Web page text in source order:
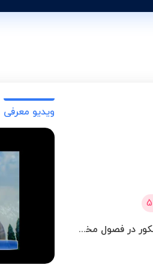
5
5 بار برترین استاد در گروه شیمی دبیرستان و کنکور در فصول مختلف
ویدیو معرفی